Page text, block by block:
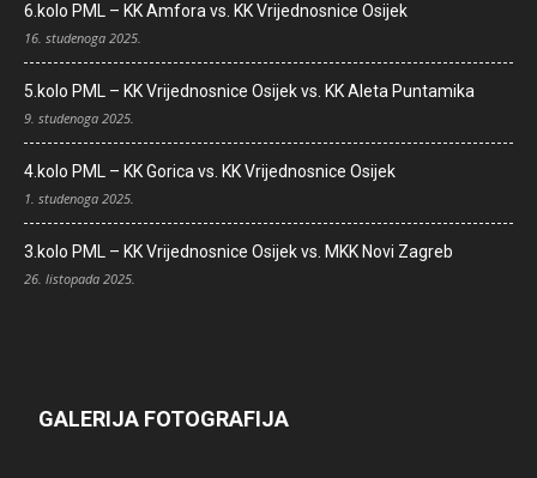
6.kolo PML – KK Amfora vs. KK Vrijednosnice Osijek
16. studenoga 2025.
5.kolo PML – KK Vrijednosnice Osijek vs. KK Aleta Puntamika
9. studenoga 2025.
4.kolo PML – KK Gorica vs. KK Vrijednosnice Osijek
1. studenoga 2025.
3.kolo PML – KK Vrijednosnice Osijek vs. MKK Novi Zagreb
26. listopada 2025.
GALERIJA FOTOGRAFIJA